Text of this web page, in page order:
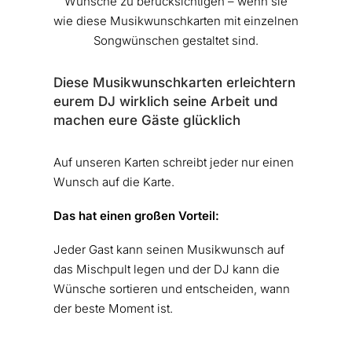
wie diese Musikwunschkarten mit einzelnen
Songwünschen gestaltet sind.
Diese Musikwunschkarten erleichtern
eurem DJ wirklich seine Arbeit und
machen eure Gäste glücklich
Auf unseren Karten schreibt jeder nur einen
Wunsch auf die Karte.
Das hat einen großen Vorteil:
Jeder Gast kann seinen Musikwunsch auf
das Mischpult legen und der DJ kann die
Wünsche sortieren und entscheiden, wann
der beste Moment ist.